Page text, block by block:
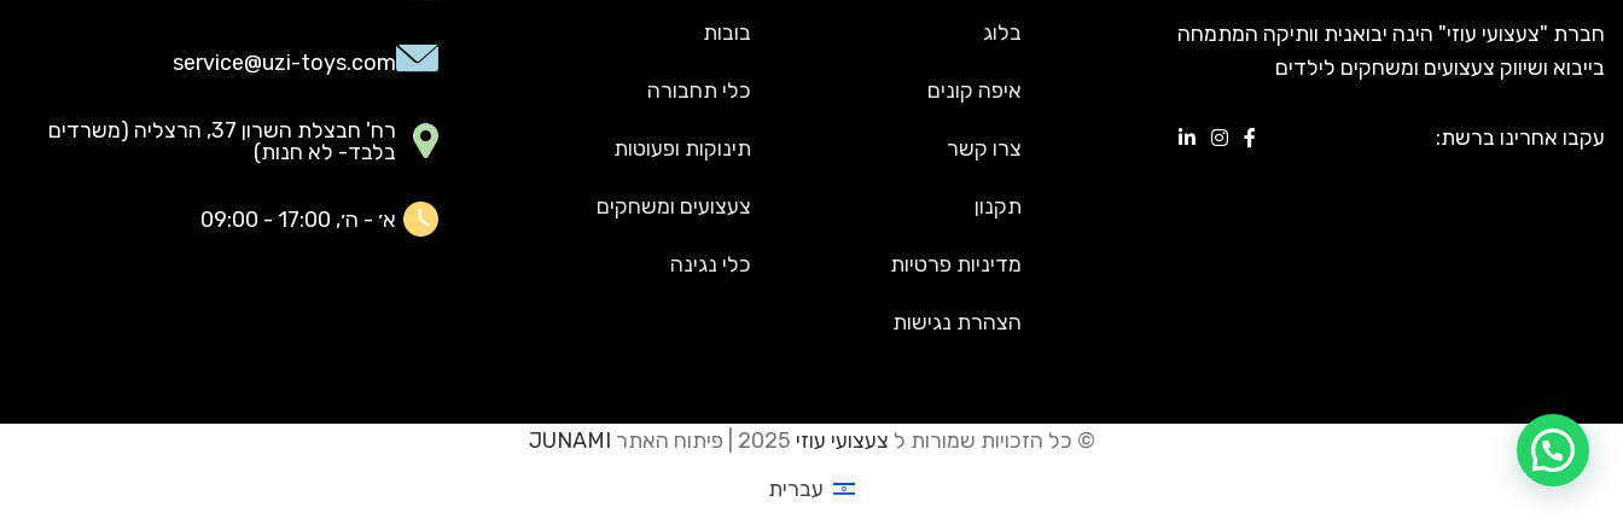
חברת "צעצועי עוזי" הינה יבואנית וותיקה המתמחה
בייבוא ושיווק צעצועים ומשחקים לילדים
עקבו אחרינו ברשת:
בלוג
איפה קונים
צרו קשר
תקנון
מדיניות פרטיות
הצהרת נגישות
בובות
כלי תחבורה
תינוקות ופעוטות
צעצועים ומשחקים
כלי נגינה
service@uzi-toys.com
רח' חבצלת השרון 37, הרצליה (משרדים
בלבד- לא חנות)
א׳ - ה׳, 17:00 - 09:00
© כל הזכויות שמורות ל צעצועי עוזי JUNAMI
עברית